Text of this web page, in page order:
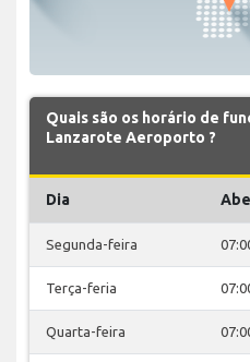
Quais são os horário de
Lanzarote Aeroporto ?
Dia
Segunda-feira
Terça-feria
Quarta-feira